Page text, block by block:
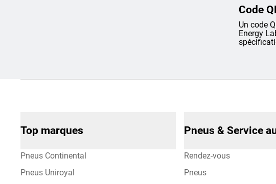
Code
Un code
Energy
Top marques
Pneus Continental
Pneus Uniroyal
Pneus & Service
Rendez-vous
Pneus